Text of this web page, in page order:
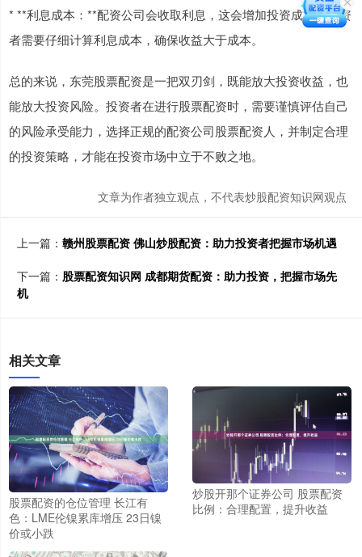
* **利息成本：**配资公司会收取利息，这会增加投资成本。投资
者需要仔细计算利息成本，确保收益大于成本。
总的来说，东莞股票配资是一把双刃剑，既能放大投资收益，也
能放大投资风险。投资者在进行股票配资时，需要谨慎评估自己
的风险承受能力，选择正规的配资公司股票配资人，并制定合理
的投资策略，才能在投资市场中立于不败之地。
文章为作者独立观点，不代表炒股配资知识网观点
上一篇： 赣州股票配资 佛山炒股配资：助力投资者把握市场机遇
下一篇： 股票配资知识网 成都期货配资：助力投资，把握市场先
机
相关文章
股票配资的仓位管理 长江有
色：LME伦镍累库增压 23日镍
价或小跌
炒股开那个证券公司 股票配资
比例：合理配置，提升收益